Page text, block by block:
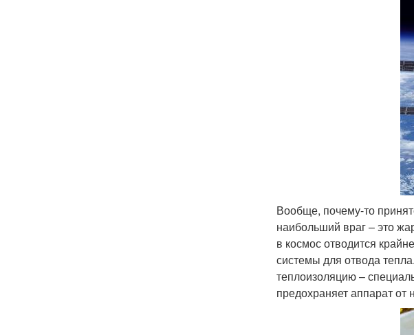
Вообще, почему-то
наибольший враг – это
в космос отводится
системы для отвода
теплоизоляцию –
предохраняет аппарат